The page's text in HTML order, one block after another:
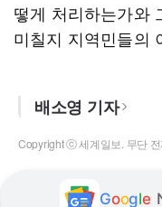
떻게 처리하는가와
미칠지 지역민들의
배소영 기자
Copyright ⓒ 세계일보. 무단
Google